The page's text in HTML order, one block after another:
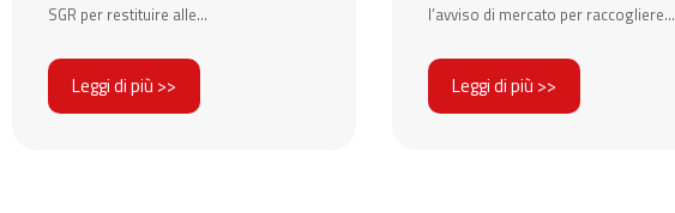
SGR per restituire alle...
Leggi di più >>
l’avviso di mercato per raccogliere...
Leggi di più >>